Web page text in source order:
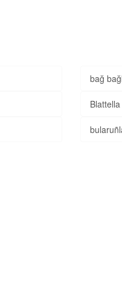
bağ
Blattella